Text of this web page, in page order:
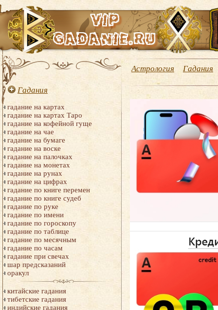
Гадания
гадание на картах
гадание на картах Таро
гадание на кофейной гуще
гадание на чае
гадание на бумаге
гадание на воске
гадание на палочках
гадание на монетах
гадание на рунах
гадание на цифрах
гадание по книге перемен
гадание по книге судеб
гадание по руке
гадание по имени
гадание по гороскопу
гадание по таблице
гадание по месячным
гадание по часам
гадание при свечах
шар предсказаний
оракул
китайские гадания
тибетские гадания
индийские гадания
Астрология Гадания